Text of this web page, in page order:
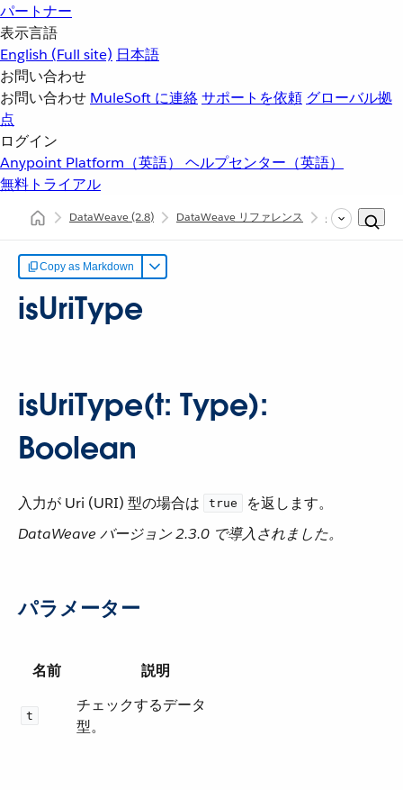
パートナー
表示言語
English (Full site) 日本語
お問い合わせ
お問い合わせ MuleSoft に連絡サポートを依頼 グローバル拠
点
ログイン
Anypoint Platform（英語） ヘルプセンター（英語）
無料トライアル
DataWeave(2.8) DataWeave リファレンス dw::core::Types
Copy as Markdown
isUriType
isUriType(t: Type):
Boolean
入力が Uri (URI) 型の場合は ​ true
​ を返します。
DataWeave バージョン 2.3.0 で導入されました。
パラメーター
名前 説明
t
チェックするデータ
型。